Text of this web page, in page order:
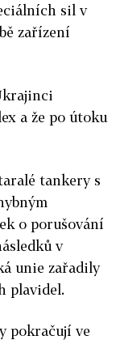
sil v
zařízení
a že po útoku
tankery s
o porušování
v
unie zařadily
plavidel.
pokračují ve